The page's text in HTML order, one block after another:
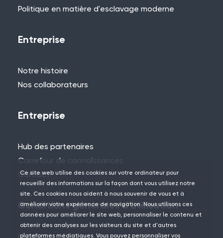
Besoin d'aide ?
+44 (0)115 957 8282 - Royaume-Uni
Politique en matière d'esclavage moderne
Entreprise
Notre histoire
Nos collaborateurs
Entreprise
Hub des partenaires
Carrefour de connaissances
Contact
Conditions générales d'utilisation
Ce site web utilise des cookies sur votre ordinateur pour
recueillir des informations sur la façon dont vous utilisez notre
site. Ces cookies nous aident à nous souvenir de vous et à
améliorer votre expérience de navigation. Nous utilisons ces
données pour améliorer le site web, personnaliser le contenu et
obtenir des analyses sur les visiteurs du site et d'autres
plateformes médiatiques. Vous pouvez personnaliser vos